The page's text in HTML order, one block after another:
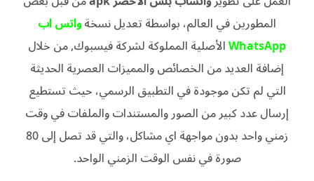
المطورين في العالم، بواسطة تعديل نسخةواتس اب
WhatsAppالأصلية المملوكة لشركة فيسبوك, من خلال
إضافة العديد من الخصائص والمميزات العصرية الحديثة
التي لم تكن موجودة في التطبيق الرسمي، حيث تستطيع
إرسال عدد كبير من الصور والمستندات والملفات في وقت
زمني واحد بدون مواجهة اي مشاكل، والتي قد تصل إلى 80
صورة في نفس الوقت الزمني الواحد.